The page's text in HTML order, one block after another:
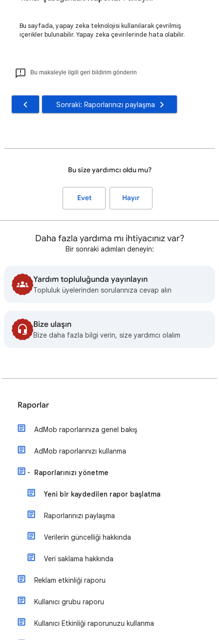
Bu sayfada, yapay zeka teknolojisi kullanılarak çevrilmiş
içerikler bulunabilir. Yapay zeka çevirilerinde hata olabilir.
Bu makaleyle ilgili geri bildirim gönderin
Sonraki: Raporlarınızı paylaşma
Bu size yardımcı oldu mu?
Evet Hayır
Daha fazla yardıma mı ihtiyacınız var?
Bir sonraki adımları deneyin:
Yardım topluluğunda yayınlayın
Topluluk üyelerinden sorularınıza cevap alın
Bize ulaşın
Bize daha fazla bilgi verin, size yardımcı olalım
Raporlar
AdMob raporlarınıza genel bakış
AdMob raporlarınızı kullanma
Raporlarınızı yönetme
Yeni bir kaydedilen rapor başlatma
Raporlarınızı paylaşma
Verilerin güncelliği hakkında
Veri saklama hakkında
Reklam etkinliği raporu
Kullanıcı grubu raporu
Kullanıcı Etkinliği raporunuzu kullanma